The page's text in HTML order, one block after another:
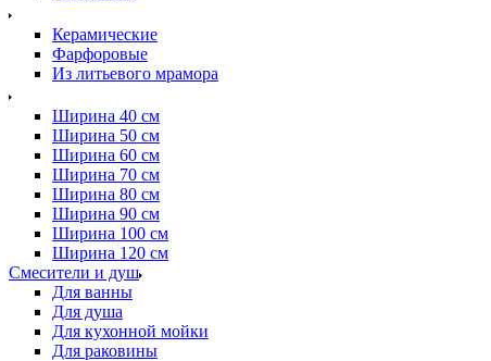
Керамические
Фарфоровые
Из литьевого мрамора
Ширина 40 см
Ширина 50 см
Ширина 60 см
Ширина 70 см
Ширина 80 см
Ширина 90 см
Ширина 100 см
Ширина 120 см
Смесители и душ
Для ванны
Для душа
Для кухонной мойки
Для раковины